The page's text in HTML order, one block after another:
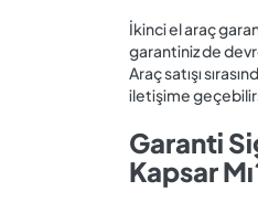
İkinci el araç
garantiniz de
Araç satışı
iletişime
Garanti
Kapsar